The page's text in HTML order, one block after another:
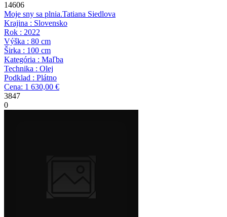
14606
Moje sny sa plnia.Tatiana Siedlova
Krajina : Slovensko
Rok : 2022
Výška : 80 cm
Širka : 100 cm
Kategória : Maľba
Technika : Olej
Podklad : Plátno
Cena: 1 630,00 €
3847
0